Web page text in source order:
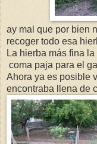
ay mal que por bien
recoger todo esa
La hierba más fina
coma paja para el
Ahora ya es posible
encontraba llena de